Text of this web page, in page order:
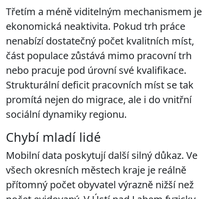
Třetím a méně viditelným mechanismem je
ekonomická neaktivita. Pokud trh práce
nenabízí dostatečný počet kvalitních míst,
část populace zůstává mimo pracovní trh
nebo pracuje pod úrovní své kvalifikace.
Strukturální deficit pracovních míst se tak
promítá nejen do migrace, ale i do vnitřní
sociální dynamiky regionu.
Chybí mladí lidé
Mobilní data poskytují další silný důkaz. Ve
všech okresních městech kraje je reálně
přítomný počet obyvatel výrazně nižší než